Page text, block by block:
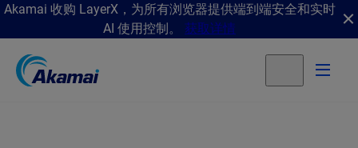
Akamai 收购 LayerX，为所有浏览器提供端到端安全和实时
AI 使用控制。 获取详情